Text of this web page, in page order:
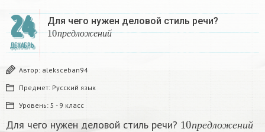
24
ДЕКАБРЬ
Для чего нужен деловой стиль речи?
пр е дл о ж е н и й
10пр ед лож ений
Автор: aleksceban94
Предмет: Русский язык
Уровень: 5 - 9 класс
Для чего нужен деловой стиль речи? п р е дл о ж е н и й
10 д ий